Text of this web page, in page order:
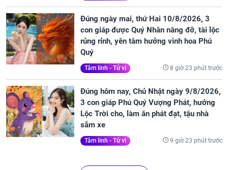
Đúng ngày mai, thứ Hai 10/8/2026, 3
con giáp được Quý Nhân nâng đỡ, tài lộc
rủng rỉnh, yên tâm hưởng vinh hoa Phú
Quý
Tâm linh - Tử vi 8 giờ 23 phút trước
Đúng hôm nay, Chủ Nhật ngày 9/8/2026,
3 con giáp Phú Quý Vượng Phát, hưởng
Lộc Trời cho, làm ăn phát đạt, tậu nhà
sắm xe
Tâm linh - Tử vi 9 giờ 23 phút trước